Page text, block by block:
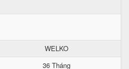
WELKO
36 Tháng